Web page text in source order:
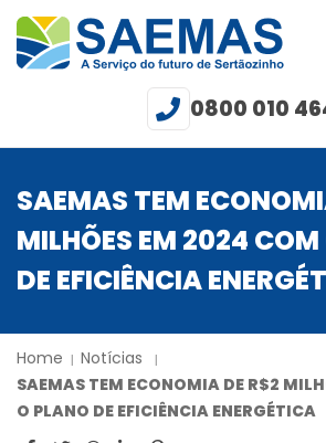
0800 010
SAEMAS TEM
MILHÕES EM 2024
DE EFICIÊNCIA
Home
Notícias
SAEMAS TEM ECONOMIA DE R$2
O PLANO DE EFICIÊNCIA ENERGÉTICA